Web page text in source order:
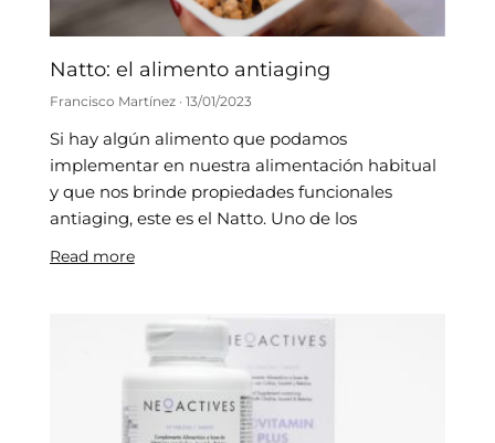
Natto: el alimento antiaging
Francisco Martínez 13/01/2023
Si hay algún alimento que podamos
implementar en nuestra alimentación habitual
y que nos brinde propiedades funcionales
antiaging, este es el Natto. Uno de los
Read more